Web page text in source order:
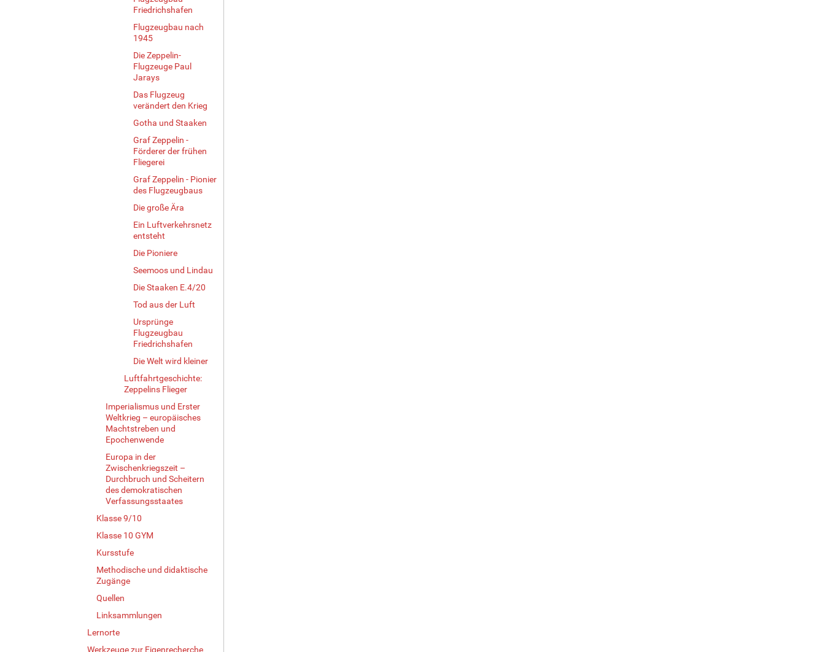
Friedrichshafen
Flugzeugbau nach
1945
Die Zeppelin-
Flugzeuge Paul
Jarays
Das Flugzeug
verändert den Krieg
Gotha und Staaken
Graf Zeppelin -
Förderer der frühen
Fliegerei
Graf Zeppelin - Pionier
des Flugzeugbaus
Die große Ära
Ein Luftverkehrsnetz
entsteht
Die Pioniere
Seemoos und Lindau
Die Staaken E.4/20
Tod aus der Luft
Ursprünge
Flugzeugbau
Friedrichshafen
Die Welt wird kleiner
Luftfahrtgeschichte:
Zeppelins Flieger
Imperialismus und Erster
Weltkrieg – europäisches
Machtstreben und
Epochenwende
Europa in der
Zwischenkriegszeit –
Durchbruch und Scheitern
des demokratischen
Verfassungsstaates
Klasse 9/10
Klasse 10 GYM
Kursstufe
Methodische und didaktische
Zugänge
Quellen
Linksammlungen
Lernorte
Werkzeuge zur Eigenrecherche